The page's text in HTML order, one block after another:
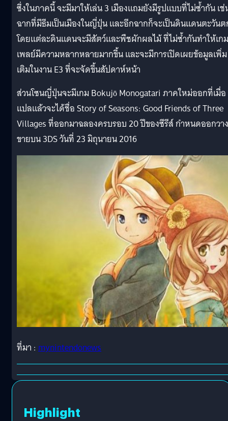
ซึ่งในภาคนี้ จะมีมาให้เล่น 3 เมืองแถมยังมีรูปแบบที่ไม่ซ้ำกัน เ
ฉากที่มีธีมเป็นเมืองในญี่ปุ่น และอีกฉากก็จะเป็นดินแดนตะวัน
โดยแต่ละดินแดนจะมีสัตว์และพืชผักผลไม้ ที่ไม่ซ้ำกันทำให้เกม
เพลย์มีความหลากหลายมากขึ้น และจะมีการเปิดเผยข้อมูลเพิ่ม
เติมในงาน E3 ที่จะจัดขึ้นสัปดาห์หน้า
ส่วนโซนญี่ปุ่นจะมีเกม Bokujō Monogatari ภาคใหม่ออกที่เมื่อ
แปลแล้วจะได้ชื่อ Story of Seasons: Good Friends of Three
Villages ที่ออกมาฉลองครบรอบ 20 ปีของซีรีส์ กำหนดออกวาง
ขายบน 3DS วันที่ 23 มิถุนายน 2016
ที่มา : mynintendonews
Highlight